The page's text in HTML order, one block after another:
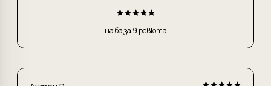
на база 9 ревюта